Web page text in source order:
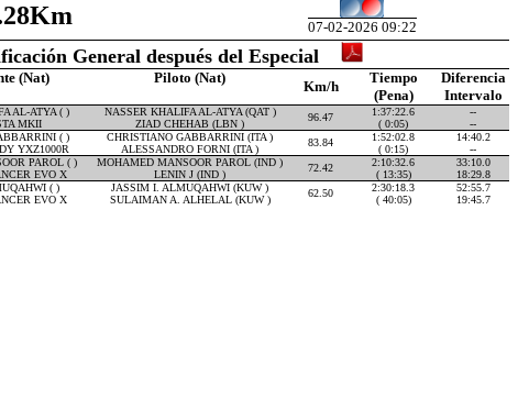
07-02-2026 09:22
General después del Especial
(Nat) Piloto (Nat)
Km/h
Tiempo
Diferencia
(Pena) Intervalo
AL-ATYA ( ) NASSER KHALIFA AL-ATYA (QAT ) 96.47 1:37:22.6
--
MKII ZIAD CHEHAB (LBN ) ( 0:05)
--
( ) CHRISTIANO GABBARRINI (ITA ) 83.84 1:52:02.8
14:40.2
YXZ1000R ALESSANDRO FORNI (ITA ) ( 0:15)
--
PAROL ( ) MOHAMED MANSOOR PAROL (IND ) 72.42 2:10:32.6
33:10.0
EVO X LENIN J (IND ) ( 13:35)
18:29.8
( ) JASSIM I. ALMUQAHWI (KUW ) 62.50 2:30:18.3
52:55.7
EVO X SULAIMAN A. ALHELAL (KUW ) ( 40:05) 19:45.7